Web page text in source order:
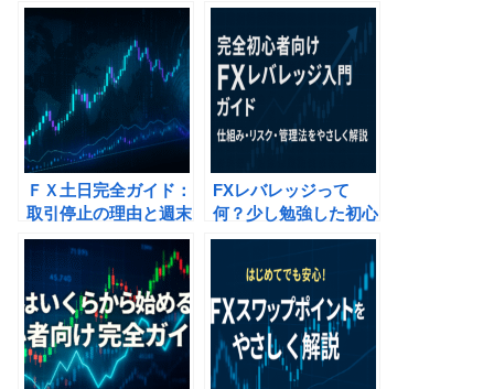
ＦＸ土日完全ガイド：
取引停止の理由と週末
のリスク管理法
FXレバレッジって
何？少し勉強した初心
者にもわかるやさしい